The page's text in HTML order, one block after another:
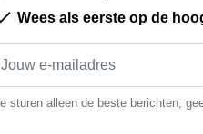
Wees als eerste op de
sturen alleen de beste berichten,